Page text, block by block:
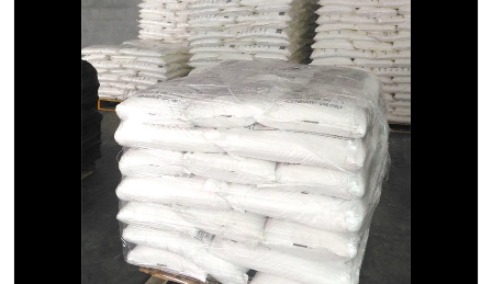
酚类
羧酸衍生物 无机化工原料
有机溶剂
添加剂助剂 十二烷基苯
十二烷基苯磺酸 甲醇钠